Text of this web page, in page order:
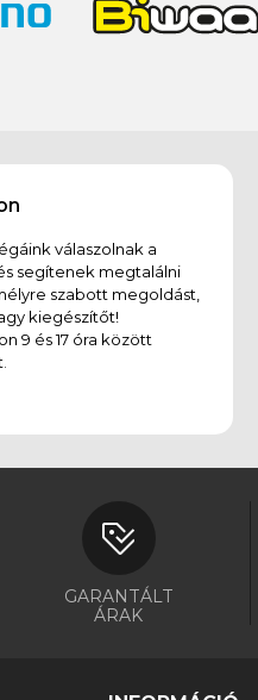
válaszolnak a
segítenek megtalálni
szabott megoldást,
kiegészítőt!
9 és 17 óra között
GARANTÁLT
ÁRAK